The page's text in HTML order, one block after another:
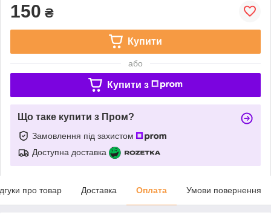
150 ₴
Купити
або
Купити з
Що таке купити з Пром?
Замовлення під захистом
Доступна доставка
про товар Доставка Оплата Умови повернення